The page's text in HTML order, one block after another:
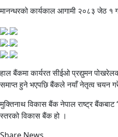
मानन्धरको कार्यकाल आगामी २०८३ जेठ
हाल बैंकमा कार्यरत सीईओ प्रद्युमन
समाप्त हुने भएपछि बैंकले नयाँ नेतृत्व चयन
मुक्तिनाथ विकास बैंक नेपाल राष्ट्र बैंकबाट
स्तरको विकास बैंक हो ।